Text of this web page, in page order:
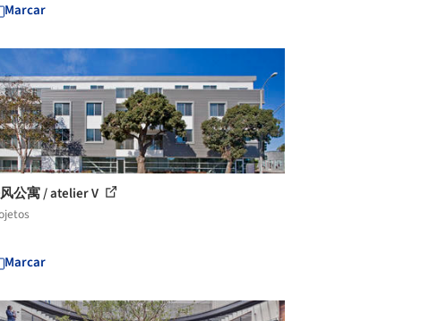
Marcar
公寓 / atelier V
Marcar